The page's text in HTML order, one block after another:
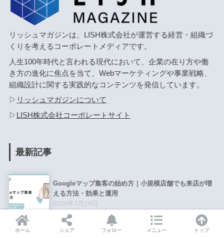
リッシュマガジンは、LISH株式会社が運営する経営・組織づ
くりを考えるコーポレートメディアです。
人生100年時代と言われる現代において、企業の在り方や働
き方の進化に焦点を当て、Webマーケティングや事業戦略、
組織設計に関する実践的なコンテンツを発信しています。
▷ リッシュマガジンについて
▷ LISH株式会社コーポレートサイト
最新記事
Googleマップ集客の始め方｜小規模店舗でも来店が増
える方法・効果と運用
2026年7月29日
ホーム シェア フォロー メニュー トップ